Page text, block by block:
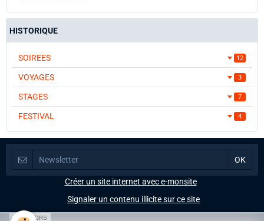
HISTORIQUE
SOIREES 12
VOYAGES 3
STAGES 7
FESTIVAL 4
Créer un site internet avec e-monsite
Signaler un contenu illicite sur ce site
SPONSORS